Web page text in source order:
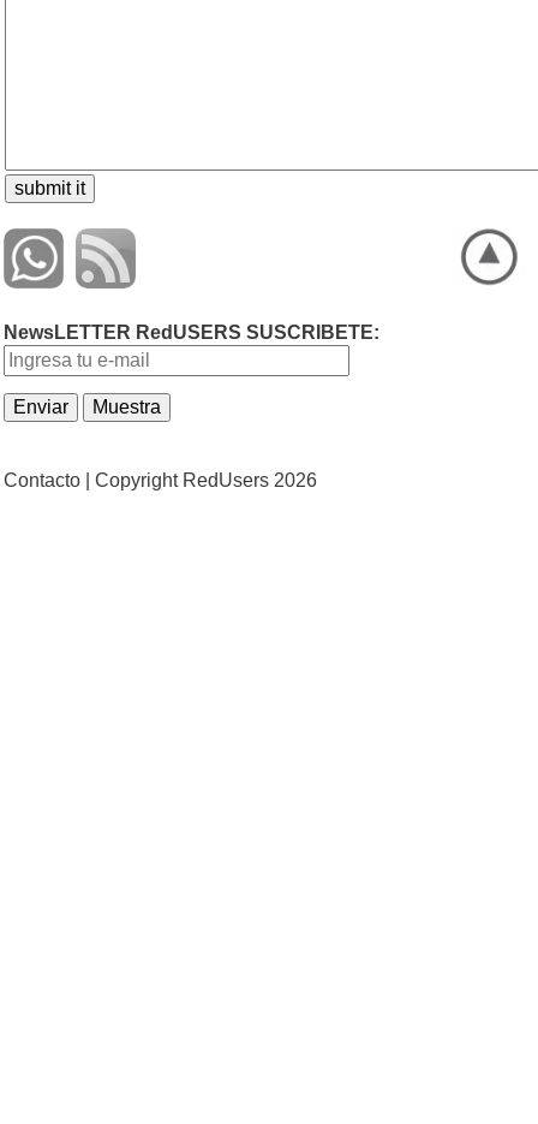
NewsLETTER RedUSERS SUSCRIBETE:
Contacto | Copyright RedUsers 2026